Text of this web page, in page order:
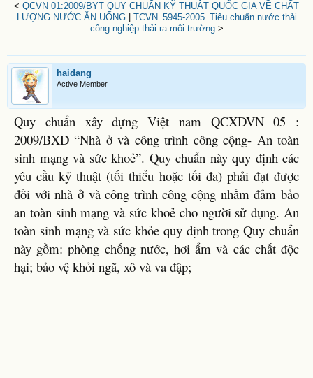
< QCVN 01:2009/BYT QUY CHUẨN KỸ THUẬT QUỐC GIA VỀ CHẤT
LƯỢNG NƯỚC ĂN UỐNG| TCVN_5945-2005_Tiêu chuẩn nước thải
công nghiệp thải ra môi trường>
haidang
Active Member
Quy chuẩn xây dựng Việt nam QCXDVN 05 :
2009/BXD “Nhà ở và công trình công cộng- An toàn
sinh mạng và sức khoẻ”. Quy chuẩn này quy định các
yêu cầu kỹ thuật (tối thiểu hoặc tối đa) phải đạt được
đối với nhà ở và công trình công cộng nhằm đảm bảo
an toàn sinh mạng và sức khoẻ cho người sử dụng. An
toàn sinh mạng và sức khỏe quy định trong Quy chuẩn
này gồm: phòng chống nước, hơi ẩm và các chất độc
hại; bảo vệ khỏi ngã, xô và va đập;